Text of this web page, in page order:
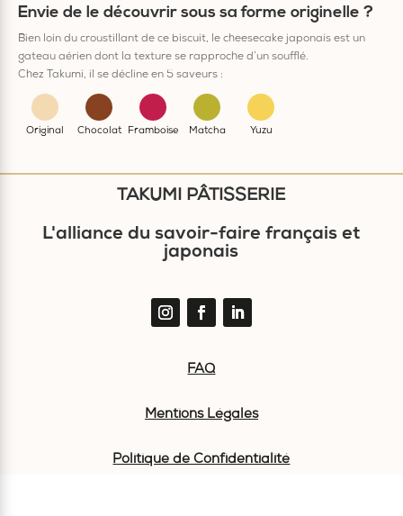
Envie de le découvrir sous sa forme originelle ?
Bien loin du croustillant de ce biscuit, le cheesecake japonais est un
gateau aérien dont la texture se rapproche d’un soufflé.
Chez Takumi, il se décline en 5 saveurs :
Original Chocolat Framboise Matcha Yuzu
TAKUMI PÂTISSERIE
L'alliance du savoir-faire français et
japonais
FAQ
Mentions Légales
Politique de Confidentialité